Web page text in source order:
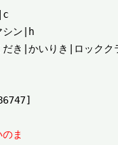
シン|h
だき|かいりき|ロック
ま